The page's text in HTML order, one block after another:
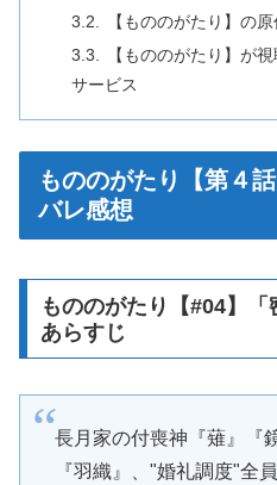
【もののがたり】の
【もののがたり】が
サービス
もののがたり【第４
バレ感想
もののがたり【#04】
あらすじ
長月家の付喪神『薙』『
『羽織』、"婚礼調度"全